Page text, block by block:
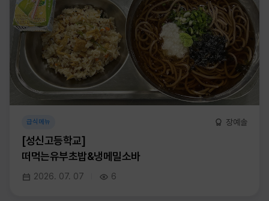
급식메뉴 장예솔
[성신고등학교]
떠먹는유부초밥&냉메밀소바
2026. 07. 07 6